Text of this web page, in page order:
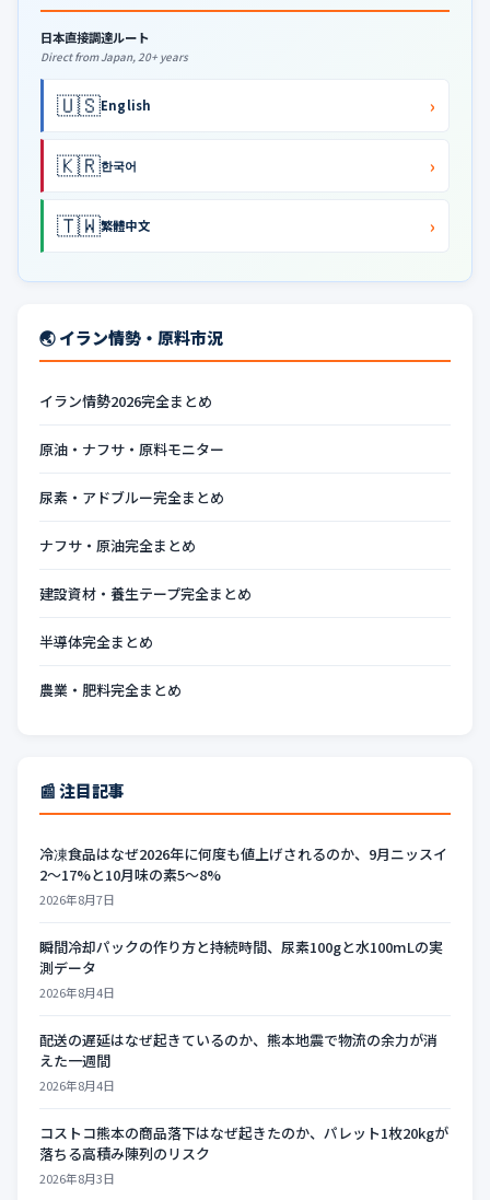
日本直接調達ルート
Direct from Japan, 20+ years
🇺🇸English ›
🇰🇷한국어 ›
🇹🇼繁體中文 ›
🌏 イラン情勢・原料市況
イラン情勢2026完全まとめ
原油・ナフサ・原料モニター
尿素・アドブルー完全まとめ
ナフサ・原油完全まとめ
建設資材・養生テープ完全まとめ
半導体完全まとめ
農業・肥料完全まとめ
📰 注目記事
冷凍食品はなぜ2026年に何度も値上げされるのか、9月ニッスイ
2〜17%と10月味の素5〜8%
2026年8月7日
瞬間冷却パックの作り方と持続時間、尿素100gと水100mLの実
測データ
2026年8月4日
配送の遅延はなぜ起きているのか、熊本地震で物流の余力が消
えた一週間
2026年8月4日
コストコ熊本の商品落下はなぜ起きたのか、パレット1枚20kgが
落ちる高積み陳列のリスク
2026年8月3日